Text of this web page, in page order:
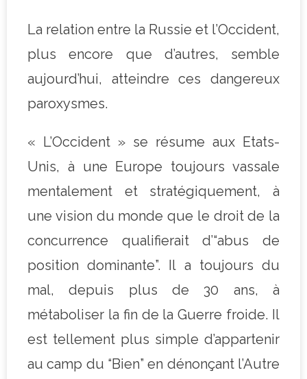
La relation entre la Russie et l’Occident,
plus encore que d’autres, semble
aujourd’hui, atteindre ces dangereux
paroxysmes.
« L’Occident » se résume aux Etats-
Unis, à une Europe toujours vassale
mentalement et stratégiquement, à
une vision du monde que le droit de la
concurrence qualifierait d’“abus de
position dominante”. Il a toujours du
mal, depuis plus de 30 ans, à
métaboliser la fin de la Guerre froide. Il
est tellement plus simple d’appartenir
au camp du “Bien” en dénonçant l’Autre